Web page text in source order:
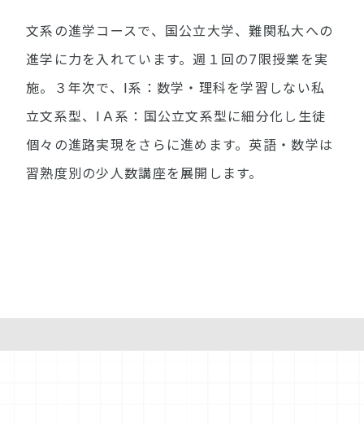
文系の進学コースで、国公立大学、難関私大への
進学に力を入れています。週１回の7限授業を実
施。３年次で、Ⅰ系：数学・理科を学習しない私
立文系型、ⅠＡ系：国公立文系型に細分化し生徒
個々の進路実現をさらに進めます。英語・数学は
習熟度別の少人数講座を展開します。